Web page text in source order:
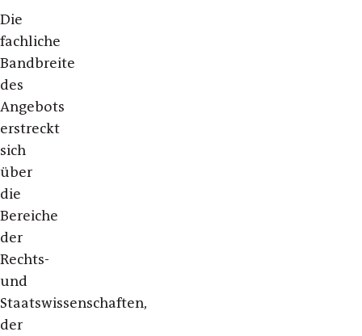
Die
fachliche
Bandbreite
des
Angebots
erstreckt
sich
über
die
Bereiche
der
Rechts-
und
Staatswissenschaften,
der